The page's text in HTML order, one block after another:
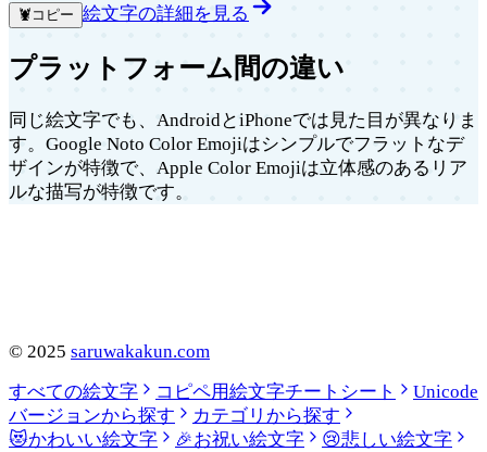
🦞 コピー 絵文字の詳細を見る
プラットフォーム間の違い
同じ絵文字でも、AndroidとiPhoneでは見た目が異なりま
す。Google Noto Color Emojiはシンプルでフラットなデ
ザインが特徴で、Apple Color Emojiは立体感のあるリア
ルな描写が特徴です。
© 2025 saruwakakun.com
すべての絵文字
コピペ用絵文字チートシート
Unicode
バージョンから探す
カテゴリから探す
😻かわいい絵文字 🎉お祝い絵文字 😢悲しい絵文字